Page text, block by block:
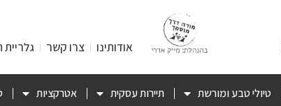
אודותינו צרו קשר גלריית
טיולי טבע ומורשת תיירות עסקית אטרקציות